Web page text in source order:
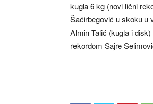
kugla 6 kg (novi lični
Šaćirbegović u skoku u
Almin Talić (kugla i
rekordom Sajre